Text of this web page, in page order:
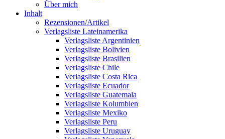
Über mich
Inhalt
Rezensionen/Artikel
Verlagsliste Lateinamerika
Verlagsliste Argentinien
Verlagsliste Bolivien
Verlagsliste Brasilien
Verlagsliste Chile
Verlagsliste Costa Rica
Verlagsliste Ecuador
Verlagsliste Guatemala
Verlagsliste Kolumbien
Verlagsliste Mexiko
Verlagsliste Peru
Verlagsliste Uruguay